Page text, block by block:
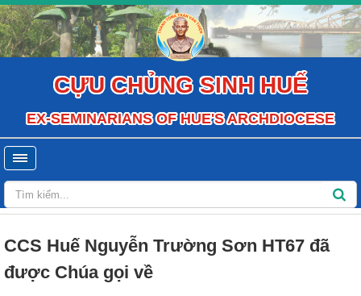
CỰU CHỦNG SINH HUẾ
EX-SEMINARIANS OF HUE'S ARCHDIOCESE
CCS Huế Nguyễn Trường Sơn HT67 đã
được Chúa gọi về